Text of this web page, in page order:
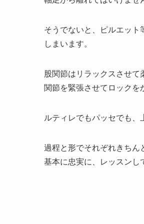
そうでないと、ピルエット
しまいます。
股関節はリラックスさせ
関節を緊張させてロックを
ルティレでもパッセでも、
過程と形でそれぞれきちん
基本に忠実に、レッスンし